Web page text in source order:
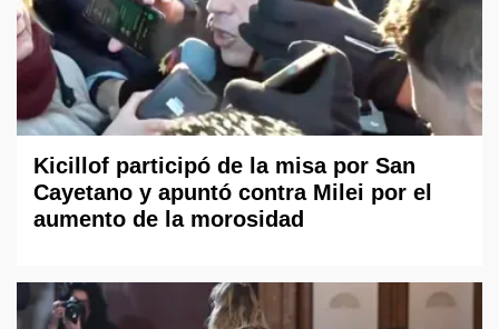
Kicillof participó de la misa por San
Cayetano y apuntó contra Milei por el
aumento de la morosidad